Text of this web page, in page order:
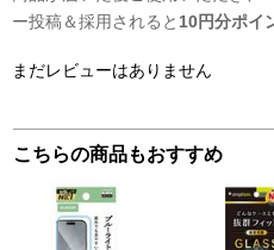
ー投稿＆採用されると 10円分ポイ
まだレビューはありません
こちらの商品もおすすめ